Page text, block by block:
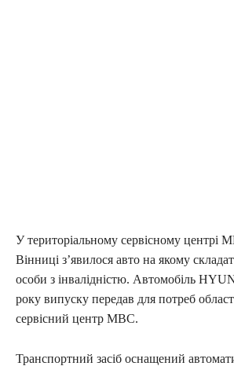
У територіальному сервісному центрі
Вінниці з’явилося авто на якому
особи з інвалідністю. Автомобіль
року випуску передав для потреб
сервісний центр МВС.
Транспортний засіб оснащений